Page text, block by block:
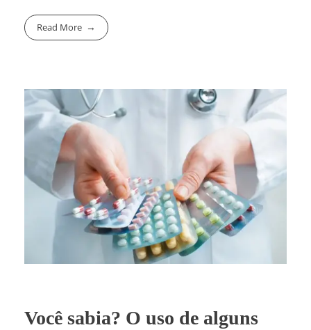
Read More
Você sabia? O uso de alguns